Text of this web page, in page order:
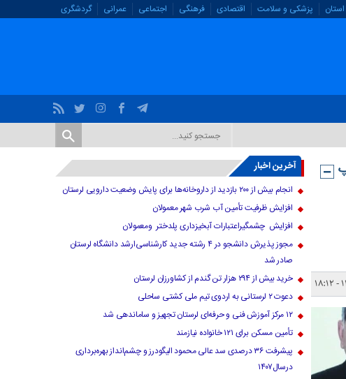
استان پزشکی و سلامت اقتصادی فرهنگی اجتماعی عمرانی گردشگری
آخرین اخبار
انجام بیش از ۲۰۰ بازدید از داروخانه‌ها برای پایش وضعیت دارویی لرستان
افزایش ظرفیت تأمین آب شرب شهر معمولان
افزایش چشمگیراعتبارات آبخیزداری پلدختر ومعمولان
مجوز پذیرش دانشجو در ۴ رشته جدید کارشناسی‌ارشد دانشگاه لرستان
صادر شد
خرید بیش از ۲۹۴ هزار تن گندم از کشاورزان لرستان
دعوت ۲ لرستانی به اردوی تیم ملی کشتی ساحلی
۱۲ مرکز آموزش فنی و حرفه‌ای لرستان تجهیز و ساماندهی شد
تأمین مسکن برای ۱۲۱ خانواده نیازمند
پیشرفت ۳۶ درصدی سد عالی محمود الیگودرز و چشم‌انداز بهره‌برداری
درسال۱۴۰۷